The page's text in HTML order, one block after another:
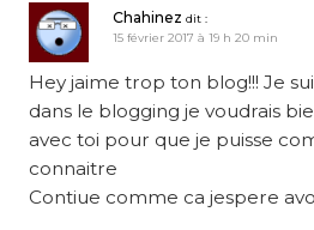
Chahinez dit :
15 février 2017 à 19 h 20 min
Hey jaime trop ton blog!!! Je
dans le blogging je voudrais
avec toi pour que je puisse
connaitre
Contiue comme ca jespere